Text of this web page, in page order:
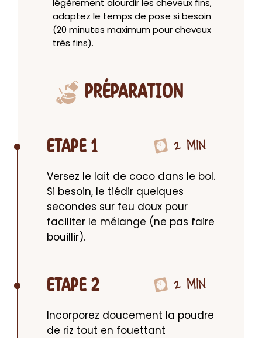
adaptez le temps de pose si besoin
(20 minutes maximum pour cheveux
très fins).
PRÉPARATION
ETAPE 1 2 MIN
Versez le lait de coco dans le bol.
Si besoin, le tiédir quelques
secondes sur feu doux pour
faciliter le mélange (ne pas faire
bouillir).
ETAPE 2 2 MIN
Incorporez doucement la poudre
de riz tout en fouettant